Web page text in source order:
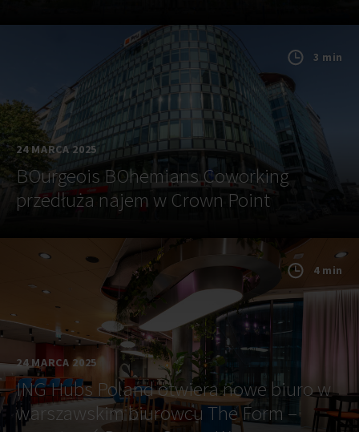
24 MARCA 2025
BOurgeois BOhemians Coworking
przedłuża najem w Crown Point
3 min
24 MARCA 2025
ING Hubs Poland otwiera nowe biuro w
warszawskim biurowcu The Form –
4 min